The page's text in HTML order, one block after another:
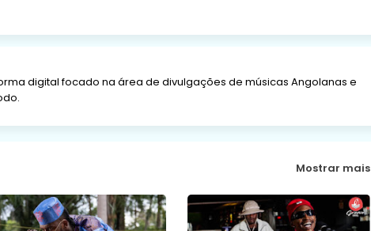
digital focado na área de divulgações de músicas Angolanas e
Mostrar mais